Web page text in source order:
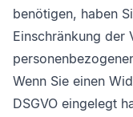
benötigen, haben
Einschränkung der
Wenn Sie einen
DSGVO eingelegt